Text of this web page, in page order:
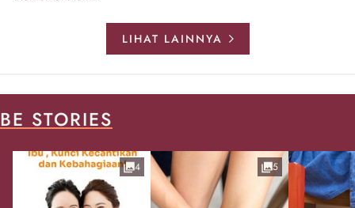
LIHAT LAINNYA
BE STORIES
4 5